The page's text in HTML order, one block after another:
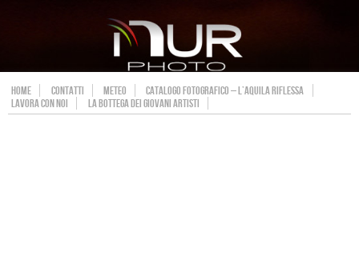
HOME CONTATTI METEO
CATALOGO FOTOGRAFICO – L’AQUILA RIFLESSA
LAVORA CON NOI
LA BOTTEGA DEI GIOVANI ARTISTI